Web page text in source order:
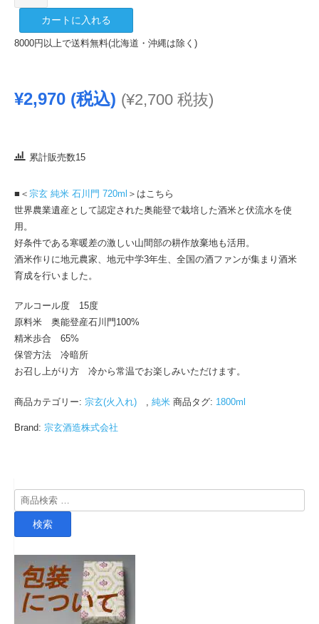
玄
米
1800ml
カートに入れる
8000円以上で送料無料(北海道・沖縄は除く)
¥2,970 (税込) (¥2,700 税抜)
累計販売数15
■＜ 宗玄 純米 石川門 720ml ＞はこちら
世界農業遺産として認定された奥能登で栽培した酒米と伏流水を使
用。
好条件である寒暖差の激しい山間部の耕作放棄地も活用。
酒米作りに地元農家、地元中学3年生、全国の酒ファンが集まり酒米
育成を行いました。
アルコール度 15度
原料米 奥能登産石川門100%
精米歩合 65%
保管方法 冷暗所
お召し上がり方 冷から常温でお楽しみいただけます。
商品カテゴリー: 宗玄(火入れ) 純米 商品タグ: 1800ml
Brand: 宗玄酒造株式会社
検
索
検索